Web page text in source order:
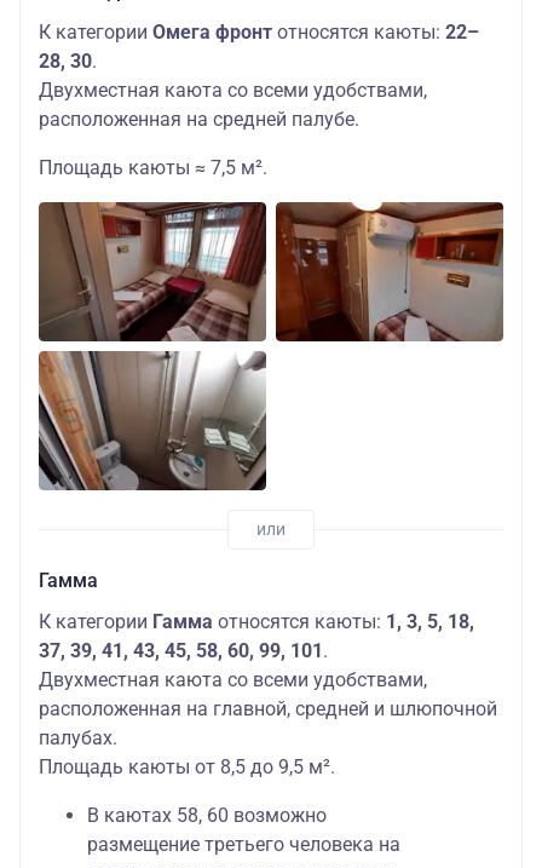
К категории Омега фронт относятся каюты: 22–
28, 30.
Двухместная каюта со всеми удобствами,
расположенная на средней палубе.
Площадь каюты ≈ 7,5 м².
Гамма
К категории Гамма относятся каюты: 1, 3, 5, 18,
37, 39, 41, 43, 45, 58, 60, 99, 101.
Двухместная каюта со всеми удобствами,
расположенная на главной, средней и шлюпочной
палубах.
Площадь каюты от 8,5 до 9,5 м².
В каютах 58, 60 возможно
размещение третьего человека на